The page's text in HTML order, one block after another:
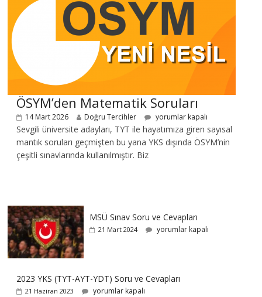
ÖSYM’den Matematik Soruları
14 Mart 2026 Doğru Tercihler yorumlar kapalı
Sevgili üniversite adayları, TYT ile hayatımıza giren sayısal
mantık soruları geçmişten bu yana YKS dışında ÖSYM’nin
çeşitli sınavlarında kullanılmıştır. Biz
MSÜ Sınav Soru ve Cevapları
21 Mart 2024 yorumlar kapalı
2023 YKS (TYT-AYT-YDT) Soru ve Cevapları
21 Haziran 2023 yorumlar kapalı